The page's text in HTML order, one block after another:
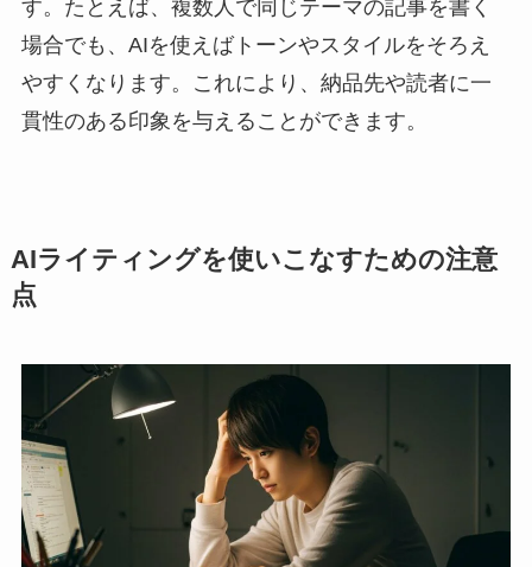
す。たとえば、複数人で同じテーマの記事を書く
場合でも、AIを使えばトーンやスタイルをそろえ
やすくなります。これにより、納品先や読者に一
貫性のある印象を与えることができます。
AIライティングを使いこなすための注意
点